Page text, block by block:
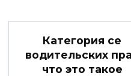
Категория се
водительских
что это такое